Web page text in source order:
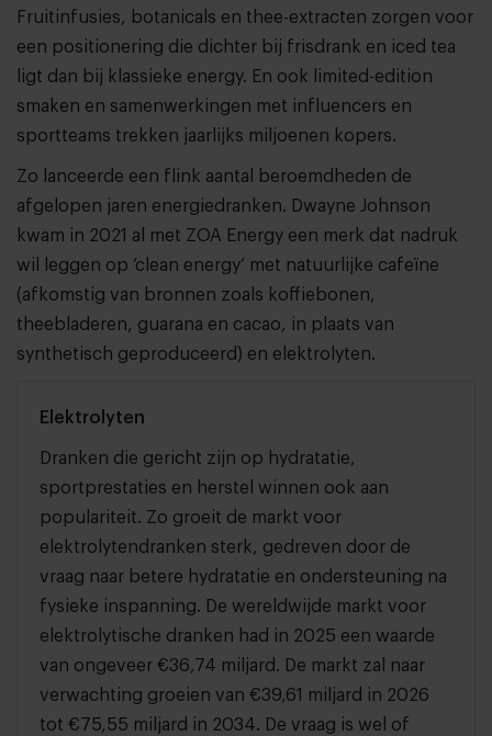
Fruitinfusies, botanicals en thee-extracten zorgen voor
een positionering die dichter bij frisdrank en iced tea
ligt dan bij klassieke energy. En ook limited-edition
smaken en samenwerkingen met influencers en
sportteams trekken jaarlijks miljoenen kopers.
Zo lanceerde een flink aantal beroemdheden de
afgelopen jaren energiedranken. Dwayne Johnson
kwam in 2021 al met ZOA Energy een merk dat nadruk
wil leggen op ‘clean energy’ met natuurlijke cafeïne
(afkomstig van bronnen zoals koffiebonen,
theebladeren, guarana en cacao, in plaats van
synthetisch geproduceerd) en elektrolyten.
Elektrolyten
Dranken die gericht zijn op hydratatie,
sportprestaties en herstel winnen ook aan
populariteit. Zo groeit de markt voor
elektrolytendranken sterk, gedreven door de
vraag naar betere hydratatie en ondersteuning na
fysieke inspanning. De wereldwijde markt voor
elektrolytische dranken had in 2025 een waarde
van ongeveer €36,74 miljard. De markt zal naar
verwachting groeien van €39,61 miljard in 2026
tot €75,55 miljard in 2034. De vraag is wel of